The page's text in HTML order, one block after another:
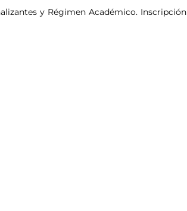
y Régimen Académico. Inscripción